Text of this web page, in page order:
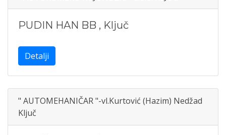
PUDIN HAN BB , Ključ
Detalji
" AUTOMEHANIČAR "-vl.Kurtović (Hazim) Nedžad
Ključ